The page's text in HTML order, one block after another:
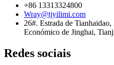
+86 13313324800
Wray@tjyilimi.com
26#. Estrada de
Económico de Jinghai,
Redes sociais